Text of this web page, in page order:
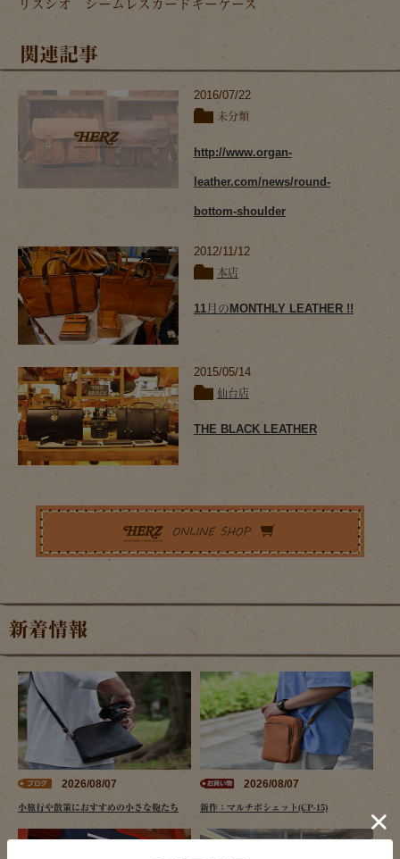
リスシオ シームレスカードキーケース
関連記事
2016/07/22
未分類
http://www.organ-
leather.com/news/round-
bottom-shoulder
2012/11/12
本店
11月のMONTHLY LEATHER !!
2015/05/14
仙台店
THE BLACK LEATHER
新着情報
2026/08/07
小旅行や散策におすすめの小さな鞄たち
2026/08/07
新作：マルチポシェット(CP-15)